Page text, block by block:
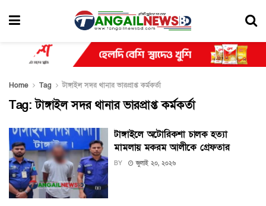
Home Tag টাঙ্গাইল সদর থানার ভারপ্রাপ্ত কর্মকর্তা
Tag:টাঙ্গাইল সদর থানার ভারপ্রাপ্ত কর্মকর্তা
টাঙ্গাইলে অটোরিকশা চালক হত্যা
মামলায় মকরম আলীকে গ্রেফতার
BY জুলাই ২০, ২০২৬